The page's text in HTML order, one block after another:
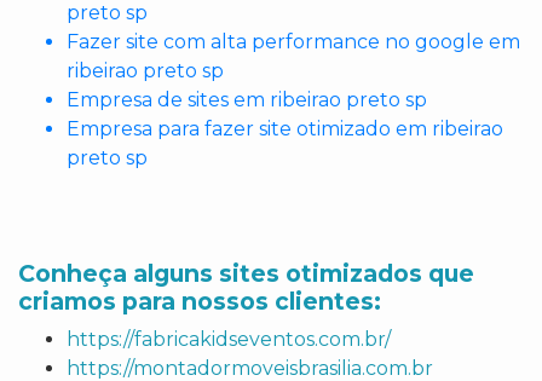
preto sp
Fazer site com alta performance no google em
ribeirao preto sp
Empresa de sites em ribeirao preto sp
Empresa para fazer site otimizado em ribeirao
preto sp
Conheça alguns sites otimizados que
criamos para nossos clientes:
https://fabricakidseventos.com.br/
https://montadormoveisbrasilia.com.br